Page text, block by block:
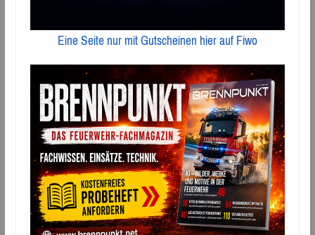
Eine Seite nur mit Gutscheinen hier auf Fiwo